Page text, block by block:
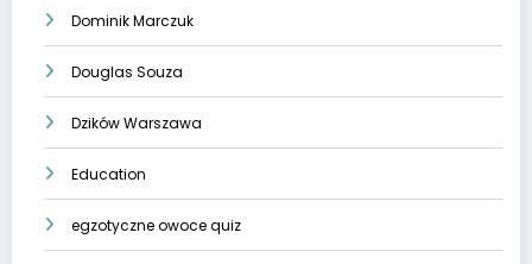
Dominik Marczuk
Douglas Souza
Dzików Warszawa
Education
egzotyczne owoce quiz